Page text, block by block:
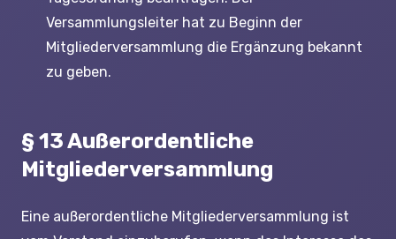
Versammlungsleiter hat zu Beginn der
Mitgliederversammlung die Ergänzung bekannt
zu geben.
§ 13 Außerordentliche
Mitgliederversammlung
Eine außerordentliche Mitgliederversammlung ist